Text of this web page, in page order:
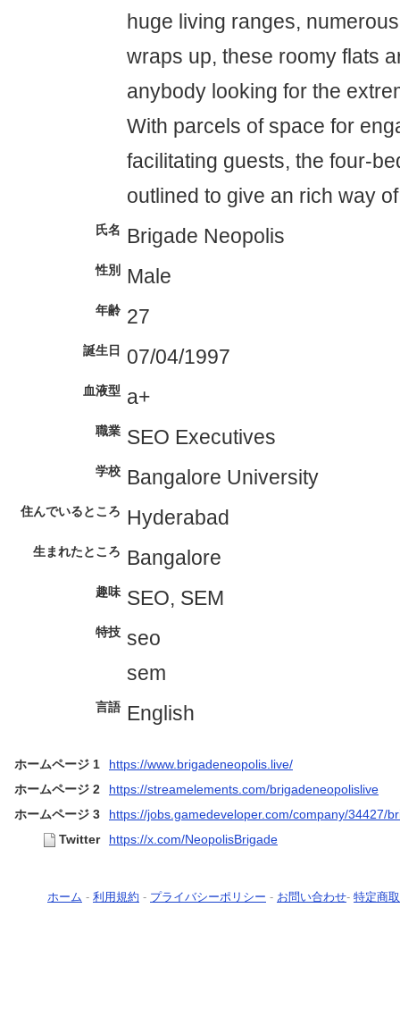
huge living ranges,
wraps up, these roomy flats
anybody looking for the
With parcels of space for
facilitating guests, the four-
outlined to give an rich way
氏名 Brigade Neopolis
性別 Male
年齢 27
誕生日 07/04/1997
血液型 a+
職業 SEO Executives
学校 Bangalore University
住んでいるところ Hyderabad
生まれたところ Bangalore
趣味 SEO, SEM
特技 seo
sem
言語 English
ホームページ 1
https://www.brigadeneopolis.live/
ホームページ 2
https://streamelements.com/brigadeneopolislive
ホームページ 3
https://jobs.gamedeveloper.com/company/34427/
Twitter
https://x.com/NeopolisBrigade
ホーム - 利用規約 - プライバシーポリシー - お問い合わせ- 特定商